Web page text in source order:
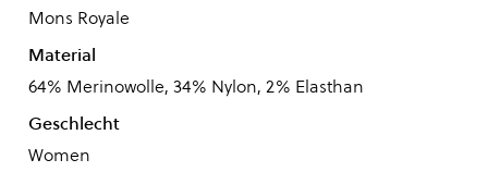
Mons Royale
Material
64% Merinowolle, 34% Nylon, 2% Elasthan
Geschlecht
Women